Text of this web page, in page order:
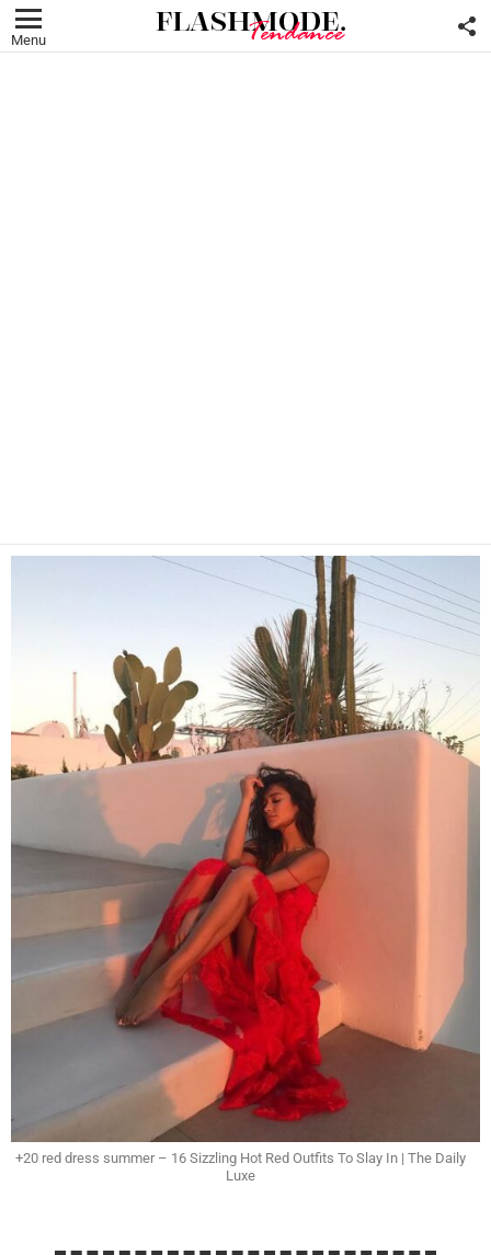
Menu
+20 red dress summer – 16 Sizzling Hot Red Outfits To Slay In | The Daily
Luxe